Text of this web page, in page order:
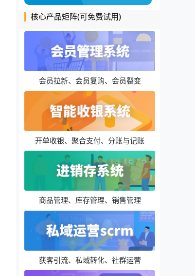
核心产品矩阵(可免费试用)
会员拉新、会员复购、会员裂变
开单收银、聚合支付、分账与记账
商品管理、库存管理、销售管理
获客引流、私域转化、社群运营